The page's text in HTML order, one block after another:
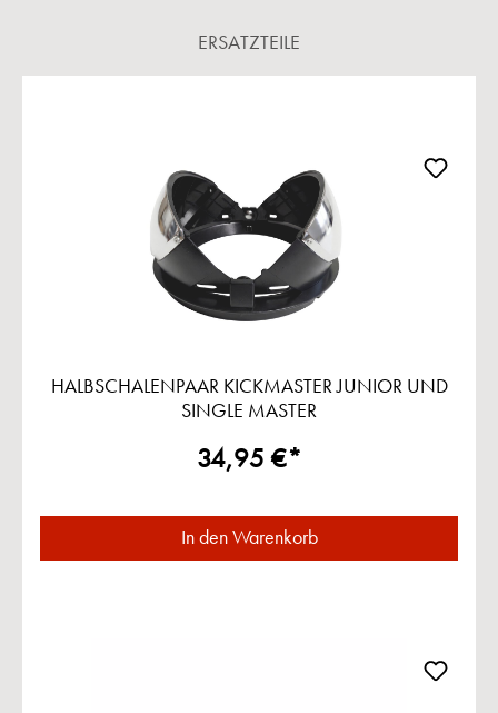
ERSATZTEILE
HALBSCHALENPAAR KICKMASTER JUNIOR UND
SINGLE MASTER
34,95 €*
In den Warenkorb